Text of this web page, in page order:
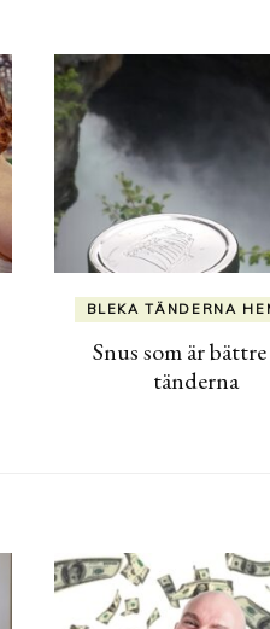
BLEKA TÄNDERNA
Snus som är
tänderna